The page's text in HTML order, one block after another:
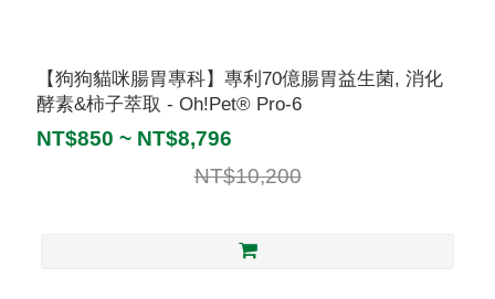
【狗狗貓咪腸胃專科】專利70億腸胃益生菌, 消化
酵素&柿子萃取 - Oh!Pet® Pro-6
NT$850 ~ NT$8,796
NT$10,200